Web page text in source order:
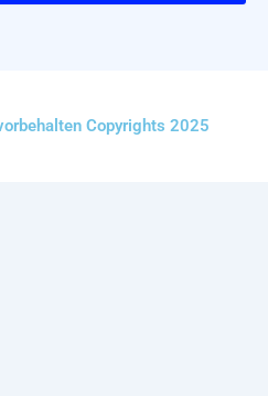
Copyrights 2025